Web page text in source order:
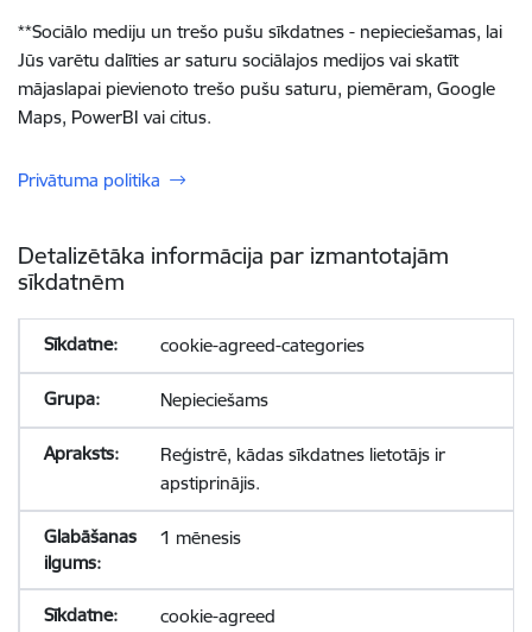
**Sociālo mediju un trešo pušu sīkdatnes - nepieciešamas, lai
Jūs varētu dalīties ar saturu sociālajos medijos vai skatīt
mājaslapai pievienoto trešo pušu saturu, piemēram, Google
Maps, PowerBI vai citus.
Privātuma politika
Detalizētāka informācija par izmantotajām
sīkdatnēm
cookie-agreed-categories
Nepieciešams
Reģistrē, kādas sīkdatnes lietotājs ir
apstiprinājis.
1 mēnesis
cookie-agreed